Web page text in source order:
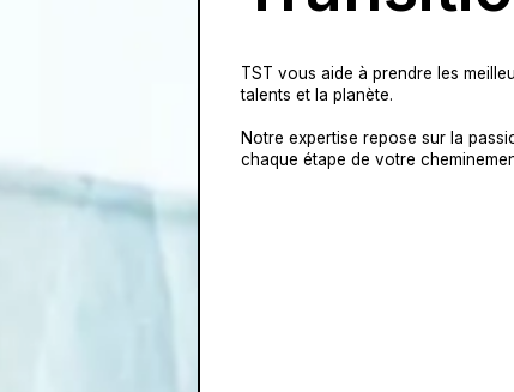
TST vous aide à prendre les
talents et la planète.
Notre expertise repose sur la
chaque étape de votre